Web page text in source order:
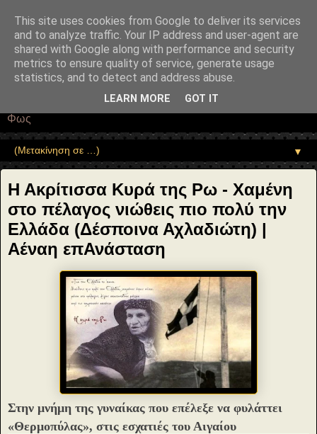
"potentialAction": { "@type": "ReadAction", "target":
"https://www.sophia-ntrekou.gr/2019/05/KyratisRo-
DelpoinaAxladioti.html" } }
Αέναη επΑνάσταση
• Επιστήμη • Ψυχολογία • Λογοτεχνία • Τέχνες • Θεολογία •
Φιλοσοφία • Στοχασμοί... για τη μνήμη, τον άνθρωπο και το
Φως
▼
Η Ακρίτισσα Κυρά της Ρω - Χαμένη
στο πέλαγος νιώθεις πιο πολύ την
Ελλάδα (Δέσποινα Αχλαδιώτη) |
Αέναη επΑνάσταση
Στην μνήμη της γυναίκας που επέλεξε να φυλάττει
«Θερμοπύλας», στις εσχατιές του Αιγαίου
This site uses cookies from Google to deliver its services
and to analyze traffic. Your IP address and user-agent are
shared with Google along with performance and security
metrics to ensure quality of service, generate usage
statistics, and to detect and address abuse.
LEARN MORE GOT IT